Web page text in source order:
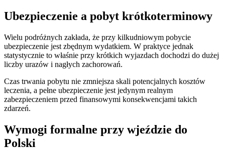
Ubezpieczenie a pobyt krótkoterminowy
Wielu podróżnych zakłada, że przy kilkudniowym pobycie
ubezpieczenie jest zbędnym wydatkiem. W praktyce jednak
statystycznie to właśnie przy krótkich wyjazdach dochodzi do dużej
liczby urazów i nagłych zachorowań.
Czas trwania pobytu nie zmniejsza skali potencjalnych kosztów
leczenia, a pełne ubezpieczenie jest jedynym realnym
zabezpieczeniem przed finansowymi konsekwencjami takich
zdarzeń.
Wymogi formalne przy wjeździe do
Polski